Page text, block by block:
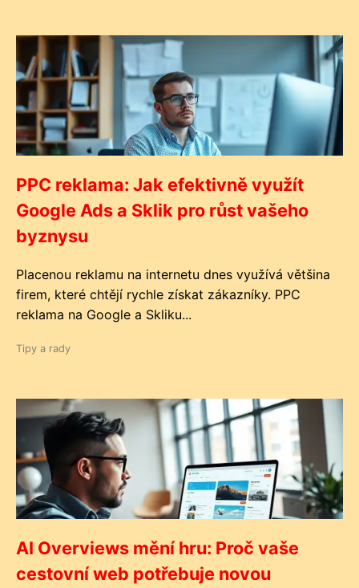
PPC reklama: Jak efektivně využít
Google Ads a Sklik pro růst vašeho
byznysu
Placenou reklamu na internetu dnes využívá většina
firem, které chtějí rychle získat zákazníky. PPC
reklama na Google a Skliku...
Tipy a rady
AI Overviews mění hru: Proč vaše
cestovní web potřebuje novou